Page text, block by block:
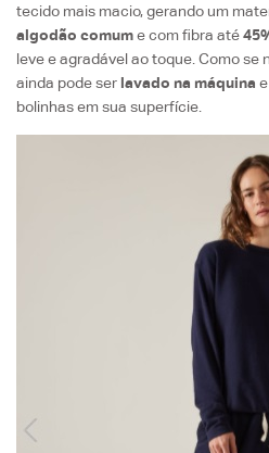
tecido mais macio, gerando um
algodão comume com fibra até
leve e agradável ao toque. Como se
ainda pode ser lavado na máquina
bolinhas em sua superfície.